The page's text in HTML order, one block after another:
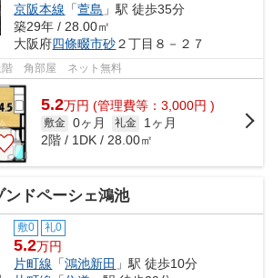
京阪本線 「萱島 」駅 徒歩35分
築29年 / 28.00㎡
大阪府四條畷市砂２丁目８－２７
階 角部屋 ネット無料
5.2万円 (管理費等：3,000円 )
敷金 0ヶ月 礼金
1ヶ月
2階 / 1DK / 28.00㎡
ンドペーシェ鴻池
敷0 礼0
5.2万円
片町線 「鴻池新田 」駅 徒歩10分